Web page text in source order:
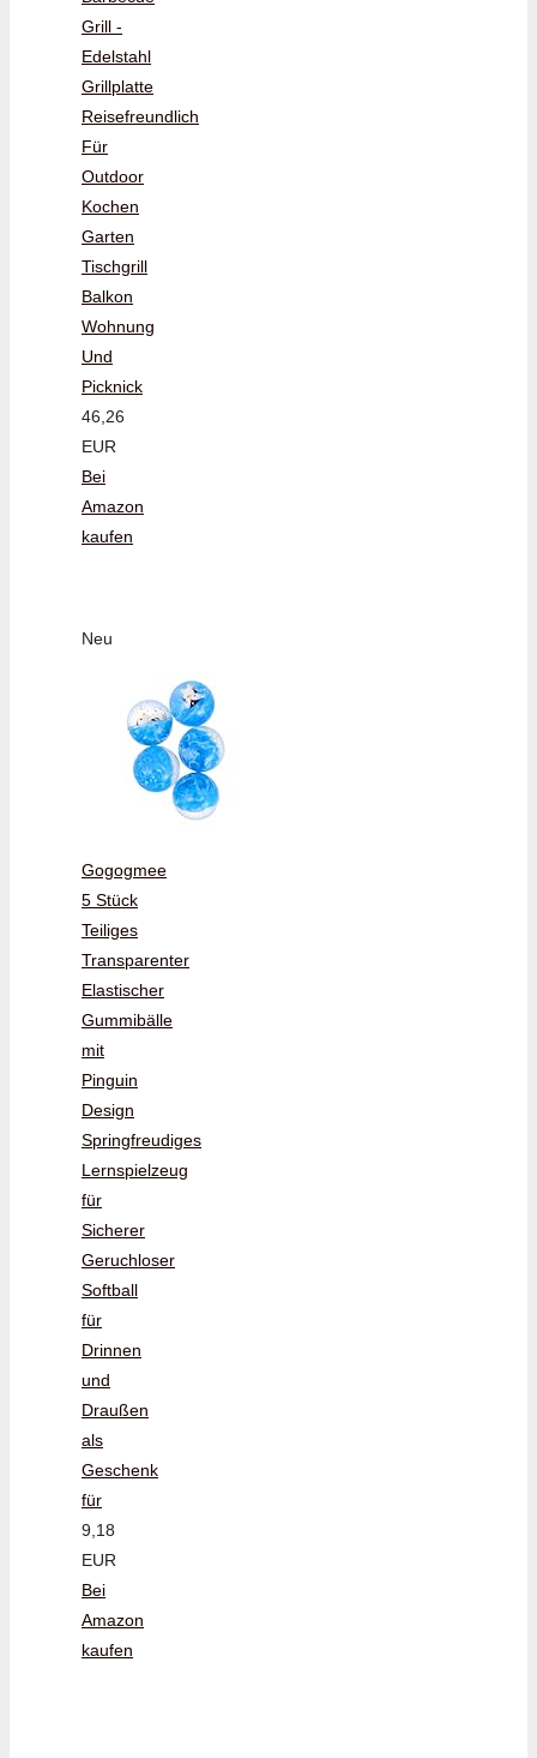
Grill -
Edelstahl
Grillplatte
Reisefreundlich
Für
Outdoor
Kochen
Garten
Tischgrill
Balkon
Wohnung
Und
Picknick
46,26
EUR
Bei
Amazon
kaufen
Neu
Gogogmee
5 Stück
Teiliges
Transparenter
Elastischer
Gummibälle
mit
Pinguin
Design
Springfreudiges
Lernspielzeug
für
Sicherer
Geruchloser
Softball
für
Drinnen
und
Draußen
als
Geschenk
für
9,18
EUR
Bei
Amazon
kaufen